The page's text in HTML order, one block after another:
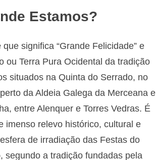
Estamos?
significa “Grande Felicidade” e
ou Terra Pura Ocidental da tradição
situados na Quinta do Serrado, no
da Aldeia Galega da Merceana e
entre Alenquer e Torres Vedras. É
imenso relevo histórico, cultural e
de irradiação das Festas do
segundo a tradição fundadas pela